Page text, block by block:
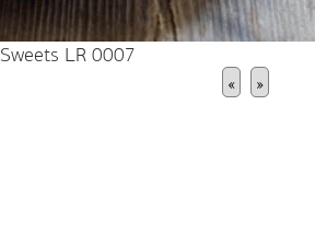
Sweets LR 0007
«
»